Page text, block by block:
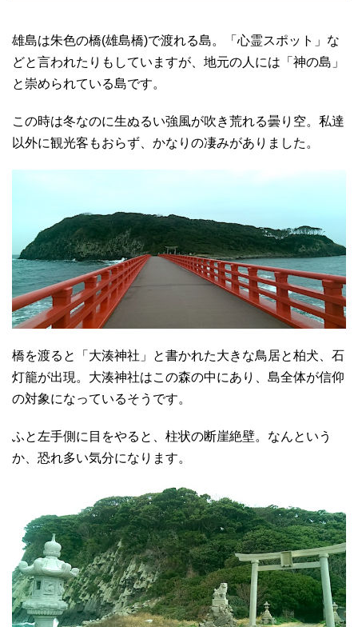
雄島は朱色の橋(雄島橋)で渡れる島。「心霊スポット」な
どと言われたりもしていますが、地元の人には「神の島」
と崇められている島です。
この時は冬なのに生ぬるい強風が吹き荒れる曇り空。私達
以外に観光客もおらず、かなりの凄みがありました。
橋を渡ると「大湊神社」と書かれた大きな鳥居と柏犬、石
灯籠が出現。大湊神社はこの森の中にあり、島全体が信仰
の対象になっているそうです。
ふと左手側に目をやると、柱状の断崖絶壁。なんという
か、恐れ多い気分になります。